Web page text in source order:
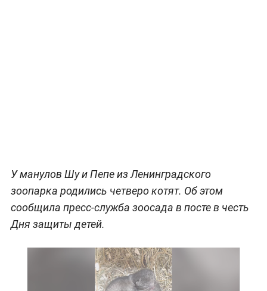
У манулов Шу и Пепе из Ленинградского
зоопарка родились четверо котят. Об этом
сообщила пресс-служба зоосада в посте в честь
Дня защиты детей.